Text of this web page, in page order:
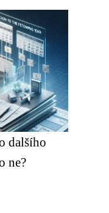
dalšího
ne?